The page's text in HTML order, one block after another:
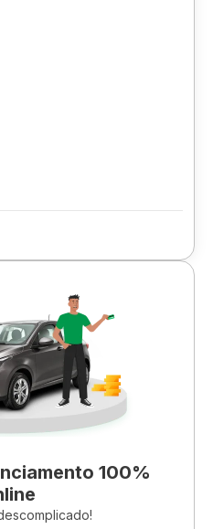
100%